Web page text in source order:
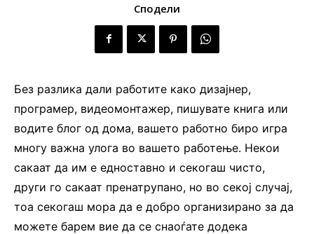
Сподели
Без разлика дали работите како дизајнер,
програмер, видеомонтажер, пишувате книга или
водите блог од дома, вашето работно биро игра
многу важна улога во вашето работење. Некои
сакаат да им е едноставно и секогаш чисто,
други го сакаат пренатрупано, но во секој случај,
тоа секогаш мора да е добро организирано за да
можете барем вие да се снаоѓате додека